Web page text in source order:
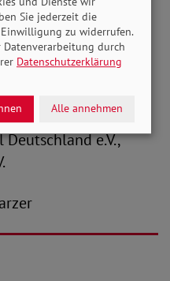
SoVD, VdK,
IG Metall,
Bündnis AufRecht
e.V.,
Deutscher
Deutschland e.V.,
Sie jederzeit die
zu widerrufen.
durch
Datenschutzerklärung
Alle annehmen